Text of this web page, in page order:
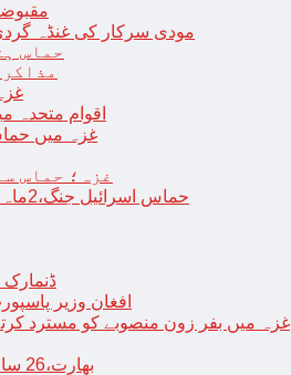
مودی سرکار کی غنڈہ
حماس
اقوام متحدہ میں
غزہ میں
غزہ؛ حماس
حماس اسرائیل جنگ،2ماہ مکمل: غزہ شہرتباہ،7ہزاربچوں سمیت16ہزارفلسطینی شہید
ڈنمارک
افغان وزیر
غزہ میں بفر زون منصوبے کو مسترد
بھارت،26 سالہ ڈاکٹر شاہانہ نے جہیز کے تقاضے پر اپنی زندگی کا خاتمہ کر لیا